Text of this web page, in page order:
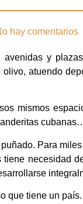
hay comentarios
y
atuendo
mismos
Para
tiene necesidad
que tiene un